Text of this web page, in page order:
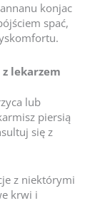
konjac
spać,
lekarzem
lub
piersią
się z
z niektórymi
krwi i